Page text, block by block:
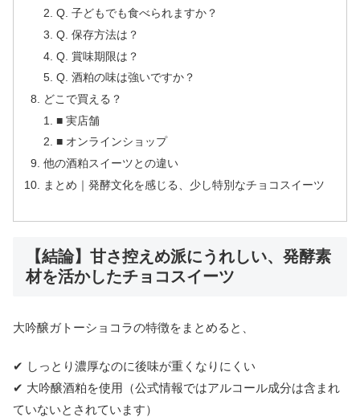
Q. 子どもでも食べられますか？
Q. 保存方法は？
Q. 賞味期限は？
Q. 酒粕の味は強いですか？
どこで買える？
■ 実店舗
■ オンラインショップ
他の酒粕スイーツとの違い
まとめ｜発酵文化を感じる、少し特別なチョコスイーツ
【結論】甘さ控えめ派にうれしい、発酵素
材を活かしたチョコスイーツ
大吟醸ガトーショコラの特徴をまとめると、
✔ しっとり濃厚なのに後味が重くなりにくい
✔ 大吟醸酒粕を使用（公式情報ではアルコール成分は含まれ
ていないとされています）